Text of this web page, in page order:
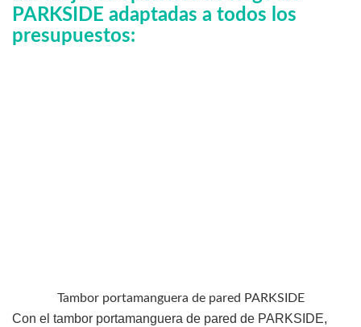
PARKSIDE adaptadas a todos los
presupuestos:
Tambor portamanguera de pared PARKSIDE
Con el tambor portamanguera de pared de PARKSIDE,